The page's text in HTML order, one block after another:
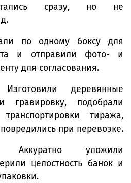
сразу, но не
по одному боксу для
и отправили фото- и
для согласования.
деревянные
гравировку, подобрали
тиража,
при перевозке.
Аккуратно уложили
целостность банок и